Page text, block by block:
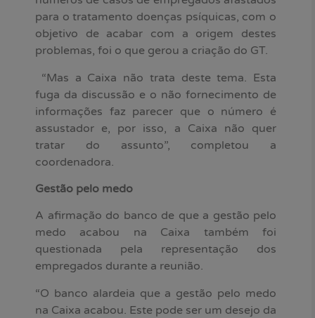
para o tratamento doenças psíquicas, com o
objetivo de acabar com a origem destes
problemas, foi o que gerou a criação do GT.
“Mas a Caixa não trata deste tema. Esta
fuga da discussão e o não fornecimento de
informações faz parecer que o número é
assustador e, por isso, a Caixa não quer
tratar do assunto”, completou a
coordenadora.
Gestão pelo medo
A afirmação do banco de que a gestão pelo
medo acabou na Caixa também foi
questionada pela representação dos
empregados durante a reunião.
“O banco alardeia que a gestão pelo medo
na Caixa acabou. Este pode ser um desejo da